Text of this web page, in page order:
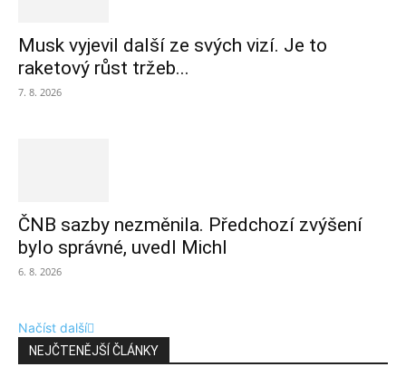
Musk vyjevil další ze svých vizí. Je to
raketový růst tržeb...
7. 8. 2026
ČNB sazby nezměnila. Předchozí zvýšení
bylo správné, uvedl Michl
6. 8. 2026
Načíst další
NEJČTENĚJŠÍ ČLÁNKY